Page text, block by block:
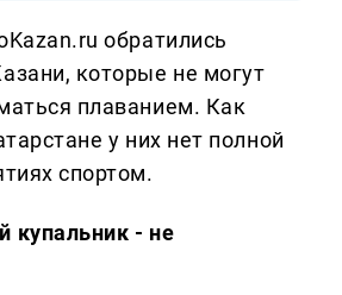
обратились
которые не могут
плаванием. Как
у них нет полной
спортом.
купальник - не